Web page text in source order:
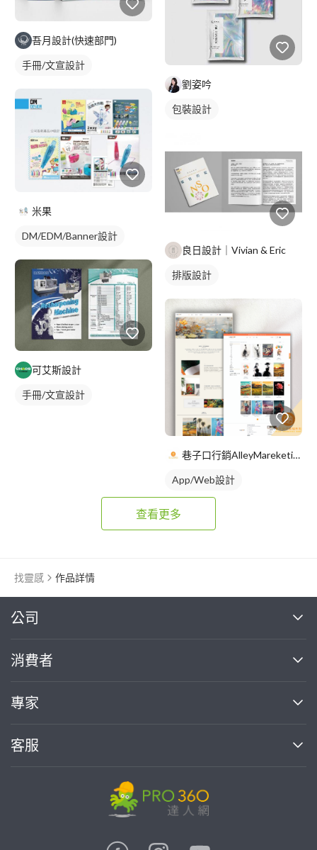
吾月設計(快速部門)
手冊/文宣設計
米果
DM/EDM/Banner設計
可艾斯設計
手冊/文宣設計
劉姿吟
包裝設計
良日設計｜Vivian & Eric
排版設計
巷子口行銷AlleyMareketingShop
App/Web設計
查看更多
找靈感 作品詳情
公司
關於我們
部落格
加入我們
消費者
買服務
熱門服務
專家
案件中心
客服
繼續完成